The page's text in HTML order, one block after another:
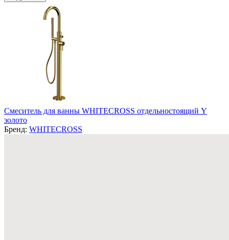
Смеситель для ванны WHITECROSS отдельностоящий Y
золото
Бренд: WHITECROSS